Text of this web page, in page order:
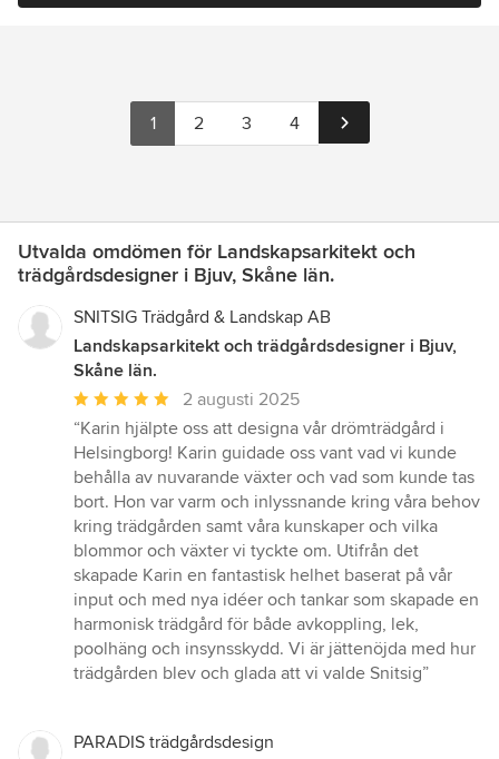
1 2 3 4
Utvalda omdömen för Landskapsarkitekt och
trädgårdsdesigner i Bjuv, Skåne län.
SNITSIG Trädgård & Landskap AB
Landskapsarkitekt och trädgårdsdesigner i Bjuv,
Skåne län.
Genomsnittligt
omdöme:
5
av
5
stjärnor
2 augusti 2025
“Karin hjälpte oss att designa vår drömträdgård i
Helsingborg! Karin guidade oss vant vad vi kunde
behålla av nuvarande växter och vad som kunde tas
bort. Hon var varm och inlyssnande kring våra behov
kring trädgården samt våra kunskaper och vilka
blommor och växter vi tyckte om. Utifrån det
skapade Karin en fantastisk helhet baserat på vår
input och med nya idéer och tankar som skapade en
harmonisk trädgård för både avkoppling, lek,
poolhäng och insynsskydd. Vi är jättenöjda med hur
trädgården blev och glada att vi valde Snitsig”
PARADIS trädgårdsdesign